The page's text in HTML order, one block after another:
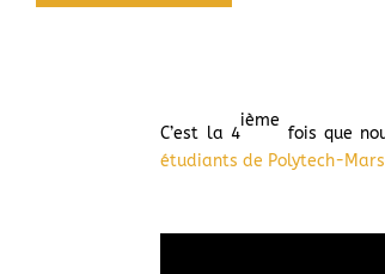
C’est la 4
ième
fois que
étudiants de Polytech-